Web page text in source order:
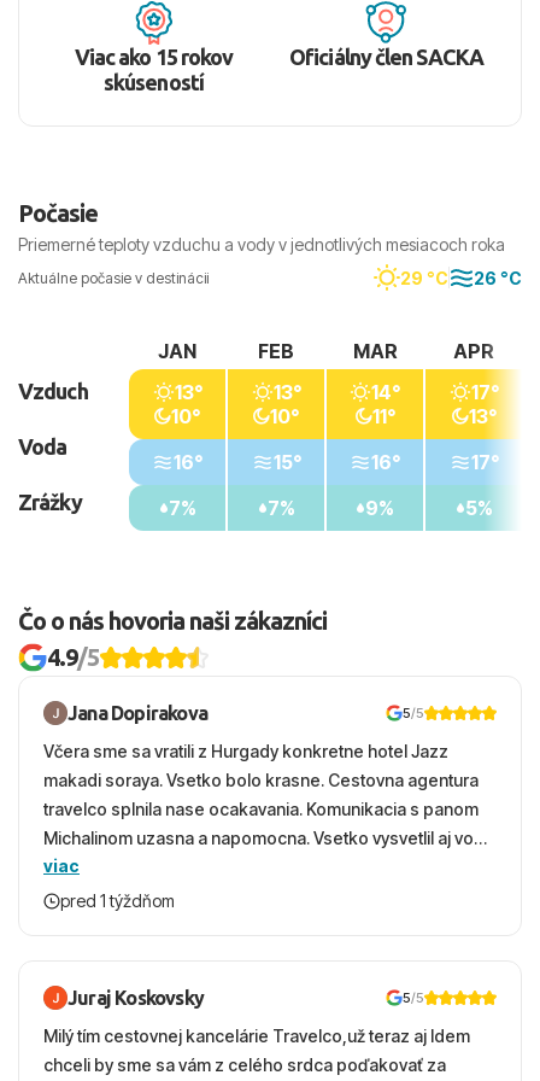
Viac ako 15 rokov
skúseností
Oficiálny člen SACKA
Počasie
Priemerné teploty vzduchu a vody v jednotlivých mesiacoch roka
Aktuálne počasie v destinácii 29 °C 26 °C
Vzduch
Voda
Zrážky
JAN
13°
10°
16°
7%
FEB
13°
10°
15°
7%
MAR
14°
11°
16°
9%
APR
17°
13°
17°
5%
Čo o nás hovoria naši zákazníci
4.9/5
Jana Dopirakova 5/5
Včera sme sa vratili z Hurgady konkretne hotel Jazz
makadi soraya. Vsetko bolo krasne. Cestovna agentura
travelco splnila nase ocakavania. Komunikacia s panom
Michalinom uzasna a napomocna. Vsetko vysvetlil aj vo
vecernych hodinach zaco sa ospravedlnujem. Hotel
krasny, cisty. Sluzby top. Strava, prostredie, more,
viac
pred 1 týždňom
Juraj Koskovsky 5/5
Milý tím cestovnej kancelárie Travelco,už teraz aj Idem
chceli by sme sa vám z celého srdca poďakovať za